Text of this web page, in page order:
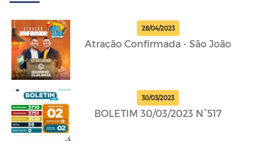
28/04/2023
Atração Confirmada - São João
30/03/2023
BOLETIM 30/03/2023 N°517